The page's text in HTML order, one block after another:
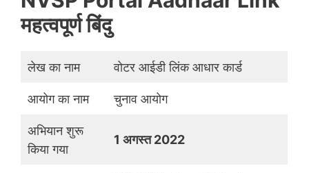
महत्वपूर्ण बिंदु
लेख का नाम वोटर आईडी लिंक आधार कार्ड
आयोग का नाम चुनाव आयोग
अभियान शुरू
किया गया
1 अगस्त 2022